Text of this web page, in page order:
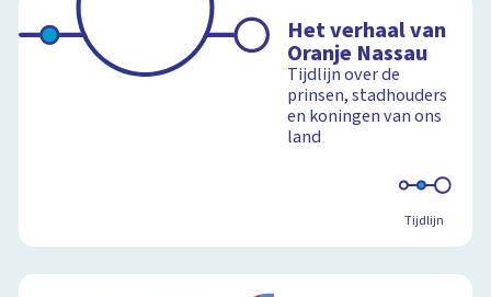
Het verhaal van
Oranje Nassau
Tijdlijn over de
prinsen, stadhouders
en koningen van ons
land
Tijdlijn